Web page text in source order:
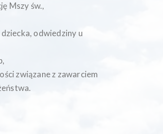
Mszy św.,
odwiedziny u
związane z zawarciem